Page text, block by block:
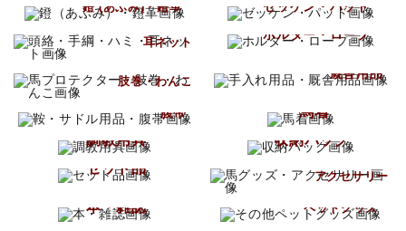
鐙 (あぶみ)・鐙革 ゼッケン・パッド
耳ネット
ホルター・ロープ
肢巻・わんこ
厩舎用品
腹帯
馬着
調教用具
収納バッグ
セット品
アクセサリー
本・雑誌
ペットグッズ